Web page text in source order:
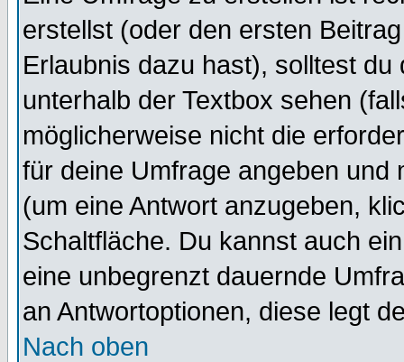
erstellst (oder den ersten
Erlaubnis dazu hast), solltest
unterhalb der Textbox sehen
möglicherweise nicht die
für deine Umfrage angeben und
(um eine Antwort anzugeben,
Schaltfläche. Du kannst auch
eine unbegrenzt dauernde
an Antwortoptionen, diese legt
Nach oben